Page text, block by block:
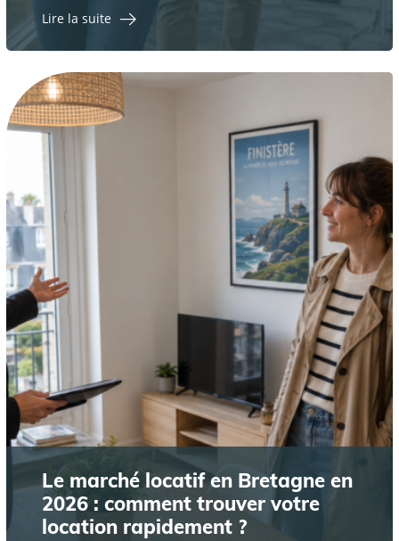
Lire la suite
Le marché locatif en Bretagne en
2026 : comment trouver votre
location rapidement ?